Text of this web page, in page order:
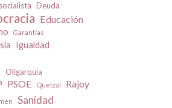
Deuda
Educación
Garantías
Igualdad
Oligarquía
PSOE Quetzal Rajoy
Sanidad